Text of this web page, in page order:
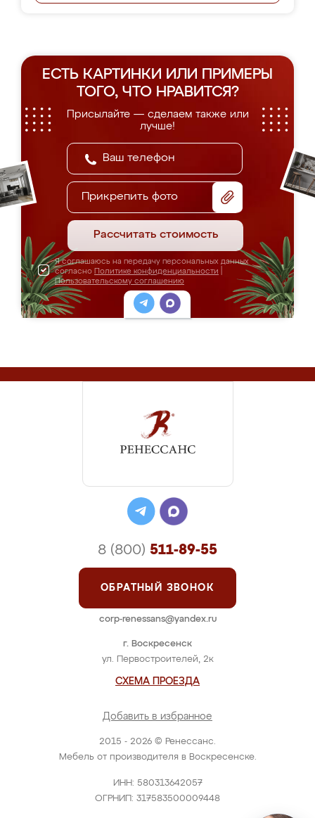
ЕСТЬ КАРТИНКИ ИЛИ ПРИМЕРЫ
ТОГО, ЧТО НРАВИТСЯ?
Присылайте — сделаем также или
лучше!
Прикрепить фото
Рассчитать стоимость
Я соглашаюсь на передачу персональных данных
согласно Политике конфиденциальности
Пользовательскому соглашению
2015 - 2026 © Ренессанс.
Мебель от производителя в Воскресенске.
ИНН: 580313642057
ОГРНИП: 317583500009448
г. Воскресенск
ул. Первостроителей, 2к
СХЕМА ПРОЕЗДА
Добавить в избранное
8 (800) 511-89-55
ОБРАТНЫЙ ЗВОНОК
corp-renessans@yandex.ru